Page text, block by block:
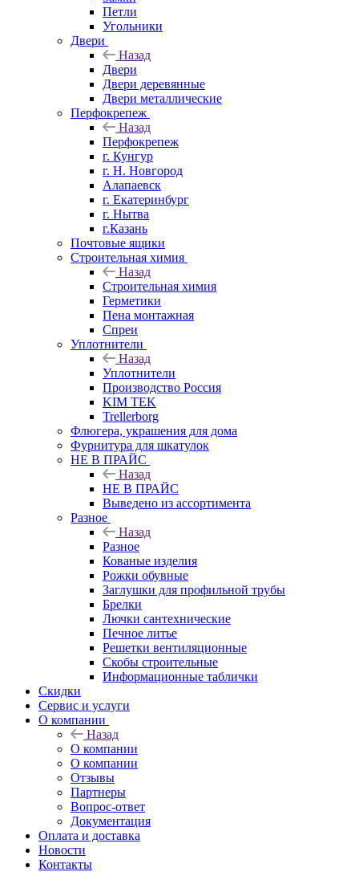
Петли
Угольники
Двери
Назад
Двери
Двери деревянные
Двери металлические
Перфокрепеж
Назад
Перфокрепеж
г. Кунгур
г. Н. Новгород
Алапаевск
г. Екатеринбург
г. Нытва
г.Казань
Почтовые ящики
Строительная химия
Назад
Строительная химия
Герметики
Пена монтажная
Спреи
Уплотнители
Назад
Уплотнители
Производство Россия
KIM TEK
Trellerborg
Флюгера, украшения для дома
Фурнитура для шкатулок
НЕ В ПРАЙС
Назад
НЕ В ПРАЙС
Выведено из ассортимента
Разное
Назад
Разное
Кованые изделия
Рожки обувные
Заглушки для профильной трубы
Брелки
Лючки сантехнические
Печное литье
Решетки вентиляционные
Скобы строительные
Информационные таблички
Скидки
Сервис и услуги
О компании
Назад
О компании
О компании
Отзывы
Партнеры
Вопрос-ответ
Документация
Оплата и доставка
Новости
Контакты